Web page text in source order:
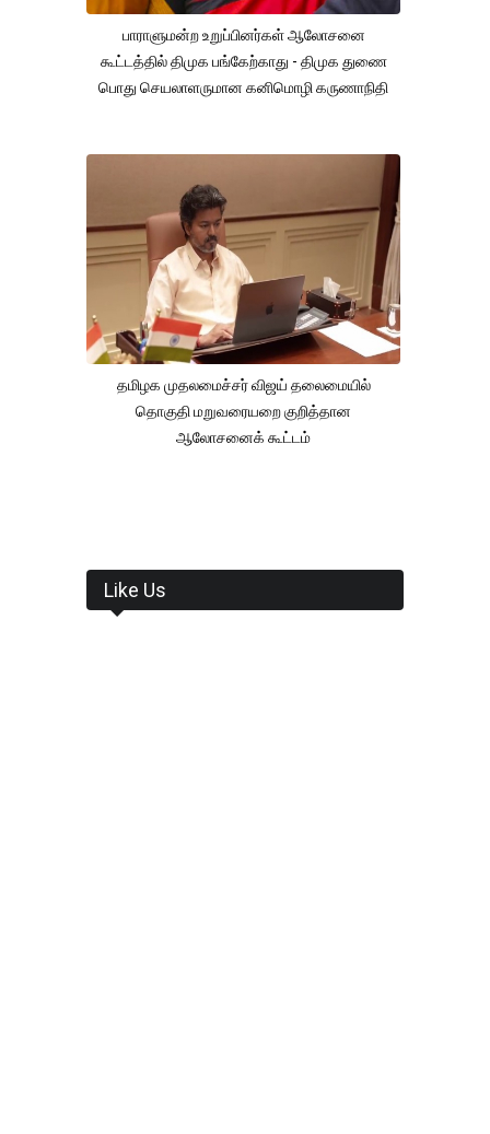
பாராளுமன்ற உறுப்பினர்கள் ஆலோசனை
கூட்டத்தில் திமுக பங்கேற்காது - திமுக துணை
பொது செயலாளருமான கனிமொழி கருணாநிதி
தமிழக முதலமைச்சர் விஜய் தலைமையில்
தொகுதி மறுவரையறை குறித்தான
ஆலோசனைக் கூட்டம்
Like Us